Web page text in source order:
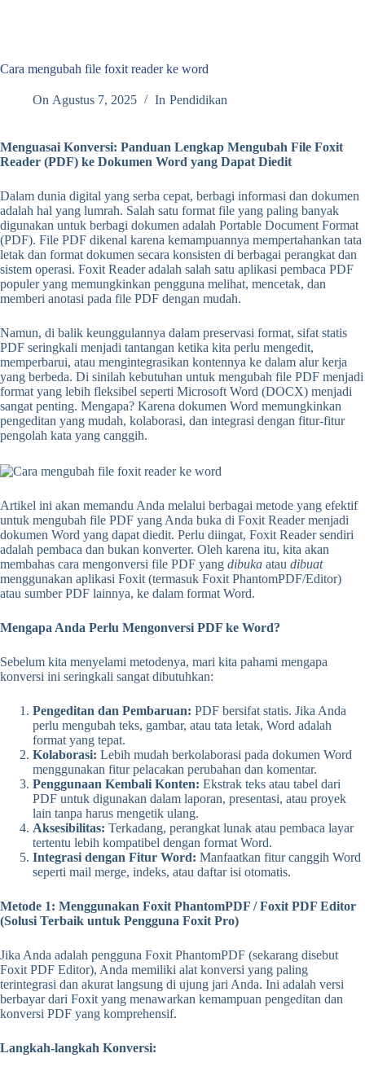
Cara mengubah file foxit reader ke word
On Agustus 7, 2025 In Pendidikan
Menguasai Konversi: Panduan Lengkap Mengubah File Foxit
Reader (PDF) ke Dokumen Word yang Dapat Diedit
Dalam dunia digital yang serba cepat, berbagi informasi dan dokumen
adalah hal yang lumrah. Salah satu format file yang paling banyak
digunakan untuk berbagi dokumen adalah Portable Document Format
(PDF). File PDF dikenal karena kemampuannya mempertahankan tata
letak dan format dokumen secara konsisten di berbagai perangkat dan
sistem operasi. Foxit Reader adalah salah satu aplikasi pembaca PDF
populer yang memungkinkan pengguna melihat, mencetak, dan
memberi anotasi pada file PDF dengan mudah.
Namun, di balik keunggulannya dalam preservasi format, sifat statis
PDF seringkali menjadi tantangan ketika kita perlu mengedit,
memperbarui, atau mengintegrasikan kontennya ke dalam alur kerja
yang berbeda. Di sinilah kebutuhan untuk mengubah file PDF menjadi
format yang lebih fleksibel seperti Microsoft Word (DOCX) menjadi
sangat penting. Mengapa? Karena dokumen Word memungkinkan
pengeditan yang mudah, kolaborasi, dan integrasi dengan fitur-fitur
pengolah kata yang canggih.
Artikel ini akan memandu Anda melalui berbagai metode yang efektif
untuk mengubah file PDF yang Anda buka di Foxit Reader menjadi
dokumen Word yang dapat diedit. Perlu diingat, Foxit Reader sendiri
adalah pembaca dan bukan konverter. Oleh karena itu, kita akan
membahas cara mengonversi file PDF yang dibuka atau dibuat
menggunakan aplikasi Foxit (termasuk Foxit PhantomPDF/Editor)
atau sumber PDF lainnya, ke dalam format Word.
Mengapa Anda Perlu Mengonversi PDF ke Word?
Sebelum kita menyelami metodenya, mari kita pahami mengapa
konversi ini seringkali sangat dibutuhkan:
Pengeditan dan Pembaruan: PDF bersifat statis. Jika Anda
perlu mengubah teks, gambar, atau tata letak, Word adalah
format yang tepat.
Kolaborasi: Lebih mudah berkolaborasi pada dokumen Word
menggunakan fitur pelacakan perubahan dan komentar.
Penggunaan Kembali Konten: Ekstrak teks atau tabel dari
PDF untuk digunakan dalam laporan, presentasi, atau proyek
lain tanpa harus mengetik ulang.
Aksesibilitas: Terkadang, perangkat lunak atau pembaca layar
tertentu lebih kompatibel dengan format Word.
Integrasi dengan Fitur Word: Manfaatkan fitur canggih Word
seperti mail merge, indeks, atau daftar isi otomatis.
Metode 1: Menggunakan Foxit PhantomPDF / Foxit PDF Editor
(Solusi Terbaik untuk Pengguna Foxit Pro)
Jika Anda adalah pengguna Foxit PhantomPDF (sekarang disebut
Foxit PDF Editor), Anda memiliki alat konversi yang paling
terintegrasi dan akurat langsung di ujung jari Anda. Ini adalah versi
berbayar dari Foxit yang menawarkan kemampuan pengeditan dan
konversi PDF yang komprehensif.
Langkah-langkah Konversi: